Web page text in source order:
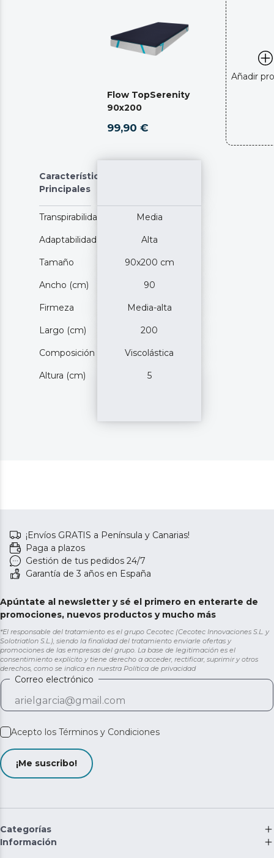
Flow TopSerenity
90x200
99,90 €
Añadir
Características
Principales
Transpirabilidad Media
Adaptabilidad Alta
Tamaño 90x200 cm
Ancho (cm) 90
Firmeza Media-alta
Largo (cm) 200
Composición Viscolástica
Altura (cm) 5
¡Envíos GRATIS a Península y Canarias!
Paga a plazos
Gestión de tus pedidos 24/7
Garantía de 3 años en España
Apúntate al newsletter y sé el primero en enterarte de
promociones, nuevos productos y mucho más
*El responsable del tratamiento es el grupo Cecotec (Cecotec Innovaciones S.L. y
Solotriatlon S.L.), siendo la finalidad del tratamiento enviarle ofertas y
promociones de las empresas del grupo. La base de legitimación es el
consentimiento explícito y tiene derecho a acceder, rectificar, suprimir y otros
derechos, como se indica en nuestra Política de privacidad
Correo electrónico
Acepto los Términos y Condiciones
¡Me suscribo!
Categorías
Información